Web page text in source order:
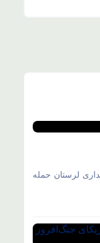
لرستان حمله